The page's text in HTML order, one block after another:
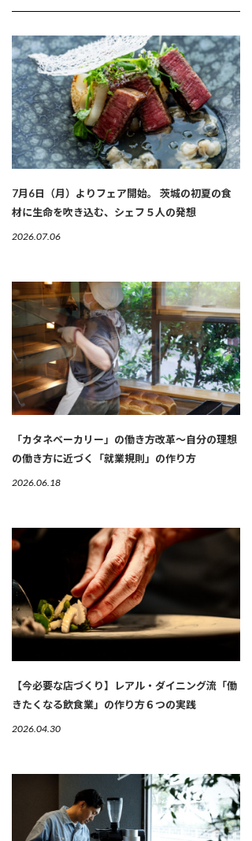
7月6日（月）よりフェア開始。 茨城の初夏の食
材に生命を吹き込む、シェフ５人の発想
2026.07.06
「カタネベーカリー」の働き方改革～自分の理想
の働き方に近づく「就業規則」の作り方
2026.06.18
【今必要な店づくり】レアル・ダイニング流「働
きたくなる飲食業」の作り方６つの実践
2026.04.30